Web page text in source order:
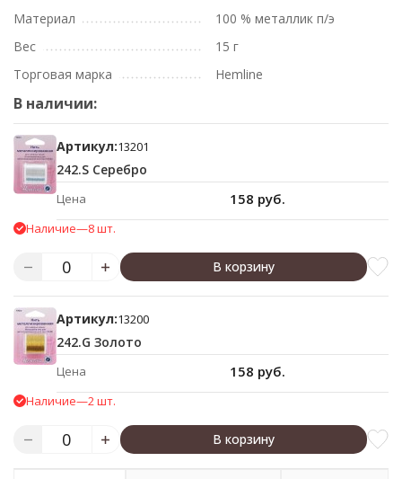
Материал
100 % металлик п/э
Вес
15 г
Торговая марка
Hemline
В наличии:
Артикул:13201
242.S Серебро
Цена 158 руб.
Наличие—8 шт.
В корзину
Артикул:13200
242.G Золото
Цена 158 руб.
Наличие—2 шт.
В корзину